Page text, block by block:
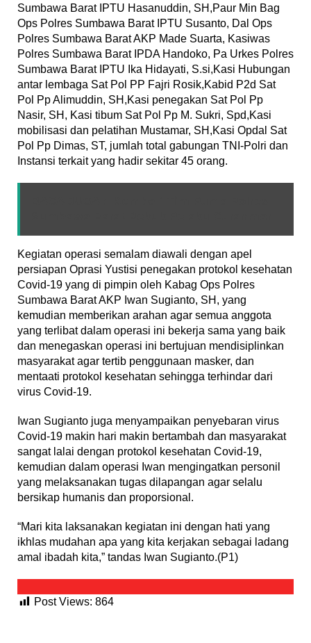
Sumbawa Barat IPTU Hasanuddin, SH,Paur Min Bag
Ops Polres Sumbawa Barat IPTU Susanto, Dal Ops
Polres Sumbawa Barat AKP Made Suarta, Kasiwas
Polres Sumbawa Barat IPDA Handoko, Pa Urkes Polres
Sumbawa Barat IPTU Ika Hidayati, S.si,Kasi Hubungan
antar lembaga Sat Pol PP Fajri Rosik,Kabid P2d Sat
Pol Pp Alimuddin, SH,Kasi penegakan Sat Pol Pp
Nasir, SH, Kasi tibum Sat Pol Pp M. Sukri, Spd,Kasi
mobilisasi dan pelatihan Mustamar, SH,Kasi Opdal Sat
Pol Pp Dimas, ST, jumlah total gabungan TNI-Polri dan
Instansi terkait yang hadir sekitar 45 orang.
Kegiatan operasi semalam diawali dengan apel
persiapan Oprasi Yustisi penegakan protokol kesehatan
Covid-19 yang di pimpin oleh Kabag Ops Polres
Sumbawa Barat AKP Iwan Sugianto, SH, yang
kemudian memberikan arahan agar semua anggota
yang terlibat dalam operasi ini bekerja sama yang baik
dan menegaskan operasi ini bertujuan mendisiplinkan
masyarakat agar tertib penggunaan masker, dan
mentaati protokol kesehatan sehingga terhindar dari
virus Covid-19.
Iwan Sugianto juga menyampaikan penyebaran virus
Covid-19 makin hari makin bertambah dan masyarakat
sangat lalai dengan protokol kesehatan Covid-19,
kemudian dalam operasi Iwan mengingatkan personil
yang melaksanakan tugas dilapangan agar selalu
bersikap humanis dan proporsional.
“Mari kita laksanakan kegiatan ini dengan hati yang
ikhlas mudahan apa yang kita kerjakan sebagai ladang
amal ibadah kita,” tandas Iwan Sugianto.(P1)
Post Views: 864